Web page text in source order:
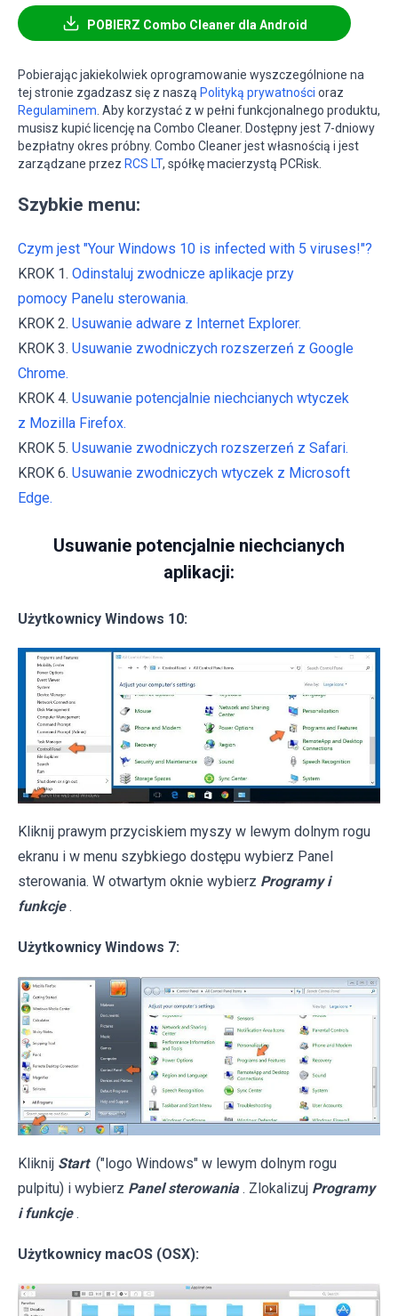
POBIERZ Combo Cleaner dla Android
Pobierając jakiekolwiek oprogramowanie wyszczególnione na
tej stronie zgadzasz się z naszą Polityką prywatności oraz
Regulaminem . Aby korzystać z w pełni funkcjonalnego produktu,
musisz kupić licencję na Combo Cleaner. Dostępny jest 7-dniowy
bezpłatny okres próbny. Combo Cleaner jest własnością i jest
zarządzane przez RCS LT, spółkę macierzystą PCRisk.
Szybkie menu:
Czym jest "Your Windows 10 is infected with 5 viruses!"?
KROK 1. Odinstaluj zwodnicze aplikacje przy
pomocy Panelu sterowania.
KROK 2. Usuwanie adware z Internet Explorer.
KROK 3. Usuwanie zwodniczych rozszerzeń z Google
Chrome.
KROK 4. Usuwanie potencjalnie niechcianych wtyczek
z Mozilla Firefox.
KROK 5. Usuwanie zwodniczych rozszerzeń z Safari.
KROK 6. Usuwanie zwodniczych wtyczek z Microsoft
Edge.
Usuwanie potencjalnie niechcianych
aplikacji:
Użytkownicy Windows 10:
Kliknij prawym przyciskiem myszy w lewym dolnym rogu
ekranu i w menu szybkiego dostępu wybierz Panel
sterowania. W otwartym oknie wybierz Programy i
funkcje .
Użytkownicy Windows 7:
Kliknij Start ("logo Windows" w lewym dolnym rogu
pulpitu) i wybierz Panel sterowania . Zlokalizuj Programy
i funkcje .
Użytkownicy macOS (OSX):